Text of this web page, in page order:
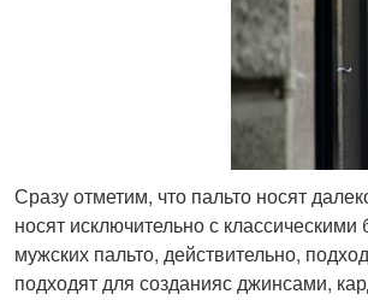
Сразу отметим, что пальто носят
носят исключительно с
мужских пальто, действительно,
подходят для созданияс джинсами,